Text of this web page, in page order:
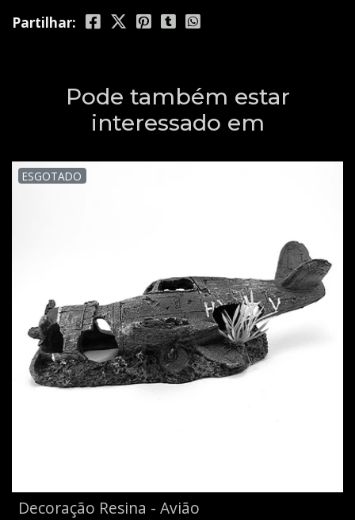
Partilhar:
Pode também estar
interessado em
ESGOTADO
Decoração Resina - Avião